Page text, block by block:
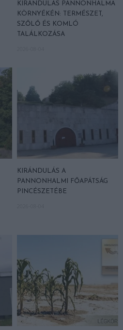
KIRÁNDULÁS PANNONHALMA
KÖRNYÉKÉN: TERMÉSZET,
SZŐLŐ ÉS KOMLÓ
TALÁLKOZÁSA
KIRÁNDULÁS A
PANNONHALMI FŐAPÁTSÁG
PINCÉSZETÉBE